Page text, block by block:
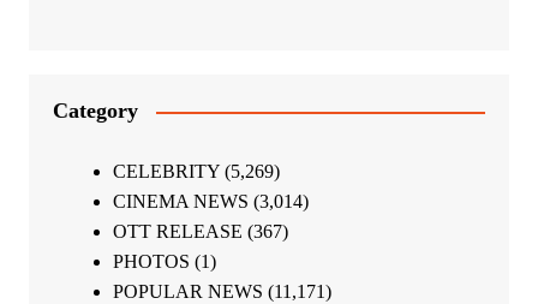
Category
CELEBRITY(5,269)
CINEMA NEWS (3,014)
OTT RELEASE (367)
PHOTOS (1)
POPULAR NEWS (11,171)